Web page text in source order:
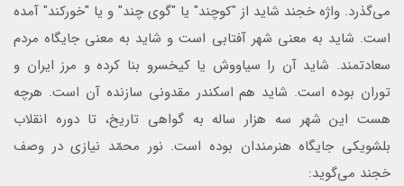
می‌گذرد. واژه خجند شاید از "کوچند" یا "گوی چند" و یا "خورکند" آمده
است. شاید به معنی شهر آفتابی است و شاید به معنی جایگاه مردم
سعادتمند. شاید آن را سیاووش یا کیخسرو بنا کرده و مرز ایران و
توران بوده است. شاید هم اسکندر مقدونی سازنده آن است. هرچه
هست این شهر سه هزار ساله به گواهی تاریخ، تا دوره انقلاب
بلشویکی جایگاه هنرمندان بوده است. نور محمّد نیازی در وصف
خجند می‌گوید: